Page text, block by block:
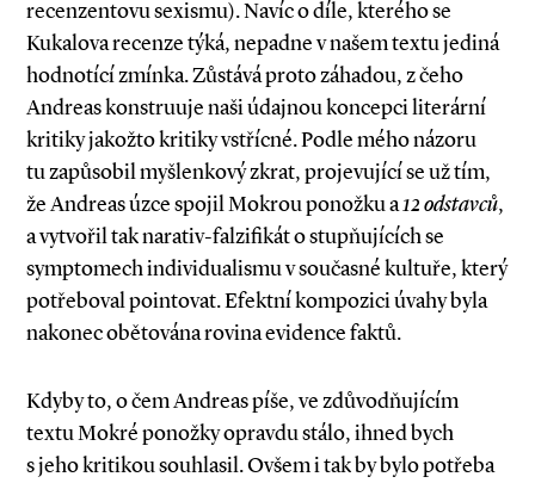
recenzentovu sexismu). Navíc o díle, kterého se
Kukalova recenze týká, nepadne v našem textu jediná
hodnotící zmínka. Zůstává proto záhadou, z čeho
Andreas konstruuje naši údajnou koncepci literární
kritiky jakožto kritiky vstřícné. Podle mého názoru
tu zapůsobil myšlenkový zkrat, projevující se už tím,
že Andreas úzce spojil Mokrou ponožku a12 odstavců,
a vytvořil tak narativ­-falzifikát o stupňujících se
symptomech individualismu v současné kultuře, který
potřeboval pointovat. Efektní kompozici úvahy byla
nakonec obětována rovina evidence faktů.
Kdyby to, o čem Andreas píše, ve zdůvodňujícím
textu Mokré ponožky opravdu stálo, ihned bych
s jeho kritikou souhlasil. Ovšem i tak by bylo potřeba